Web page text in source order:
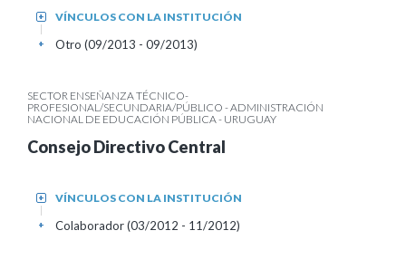
VÍNCULOS CON LA INSTITUCIÓN
+
Otro (09/2013 - 09/2013)
+
SECTOR ENSEÑANZA TÉCNICO-
PROFESIONAL/SECUNDARIA/PÚBLICO - ADMINISTRACIÓN
NACIONAL DE EDUCACIÓN PÚBLICA - URUGUAY
Consejo Directivo Central
VÍNCULOS CON LA INSTITUCIÓN
+
Colaborador (03/2012 - 11/2012)
+